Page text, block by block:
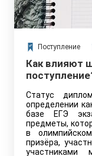
Поступление
Как влияют
Статус
определении
базе ЕГЭ
предметы,
в
призёра,
участниками